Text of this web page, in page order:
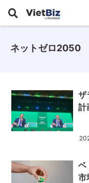
ネットゼロ2050
ザ
計
ベ
市